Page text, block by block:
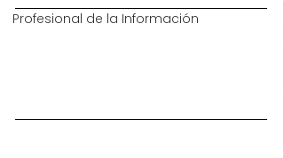
Profesional de la Información